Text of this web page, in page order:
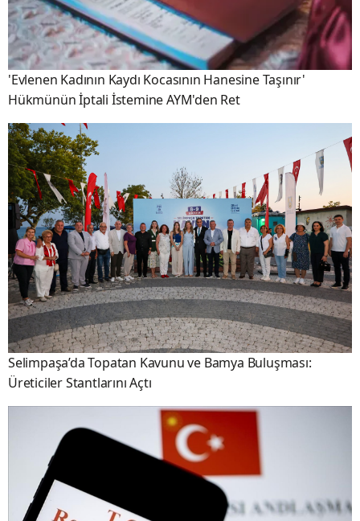
'Evlenen Kadının Kaydı Kocasının Hanesine Taşınır'
Hükmünün İptali İstemine AYM'den Ret
Selimpaşa’da Topatan Kavunu ve Bamya Buluşması:
Üreticiler Stantlarını Açtı